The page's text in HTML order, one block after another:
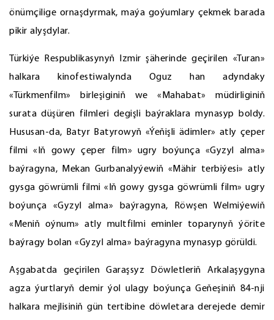
önümçilige ornaşdyrmak, maýa goýumlary çekmek barada
pikir alyşdylar.
Türkiýe Respublikasynyň Izmir şäherinde geçirilen «Turan»
halkara kinofestiwalynda Oguz han adyndaky
«Türkmenfilm» birleşiginiň we «Mahabat» müdirliginiň
surata düşüren filmleri degişli baýraklara mynasyp boldy.
Hususan-da, Batyr Batyrowyň «Ýeňişli ädimler» atly çeper
filmi «Iň gowy çeper film» ugry boýunça «Gyzyl alma»
baýragyna, Mekan Gurbanalyýewiň «Mähir terbiýesi» atly
gysga göwrümli filmi «Iň gowy gysga göwrümli film» ugry
boýunça «Gyzyl alma» baýragyna, Röwşen Welmiýewiň
«Meniň oýnum» atly multfilmi eminler toparynyň ýörite
baýragy bolan «Gyzyl alma» baýragyna mynasyp görüldi.
Aşgabatda geçirilen Garaşsyz Döwletleriň Arkalaşygyna
agza ýurtlaryň demir ýol ulagy boýunça Geňeşiniň 84-nji
halkara mejlisiniň gün tertibine döwletara derejede demir